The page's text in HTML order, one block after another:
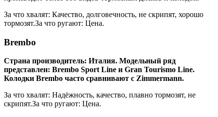
За что хвалят: Качество, долговечность, не скрипят, хорошо
тормозят.За что ругают: Цена.
Brembo
Страна производитель: Италия. Модельный ряд
представлен: Brembo Sport Line и Gran Tourismo Line.
Колодки Brembo часто сравнивают с Zimmermann.
За что хвалят: Надёжность, качество, плавно тормозят, не
скрипят.За что ругают: Цена.